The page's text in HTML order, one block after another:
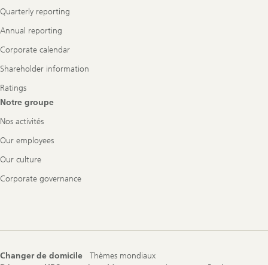
Quarterly reporting
Annual reporting
Corporate calendar
Shareholder information
Ratings
Notre groupe
Nos activités
Our employees
Our culture
Corporate governance
Changer de domicile
Thèmes mondiaux